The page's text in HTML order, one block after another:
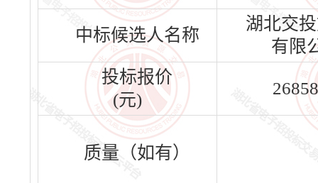
中标候选人名称
湖北交
有限
投标报价
(元)
质量（如有）